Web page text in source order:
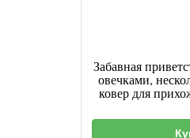
Забавная
овечками,
ковер для